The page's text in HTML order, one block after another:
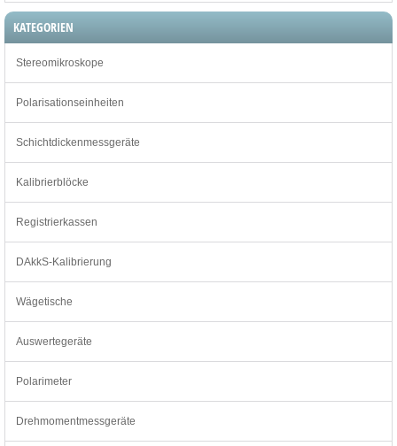
KATEGORIEN
Stereomikroskope
Polarisationseinheiten
Schichtdickenmessgeräte
Kalibrierblöcke
Registrierkassen
DAkkS-Kalibrierung
Wägetische
Auswertegeräte
Polarimeter
Drehmomentmessgeräte